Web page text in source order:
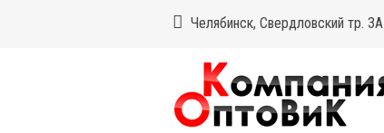
Челябинск, Свердловский тр. 3А